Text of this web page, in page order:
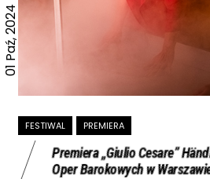
01 Paź, 2024
FESTIWAL PREMIERA
Premiera „Giulio Cesare”
Oper Barokowych w